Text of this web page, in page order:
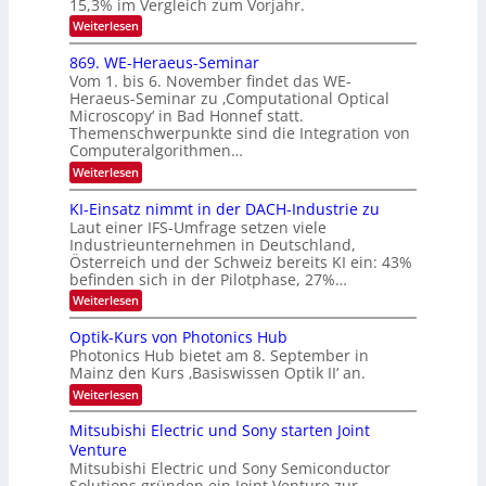
O
N
2
0
2
6
o
n
k
-
u
n
d
B
i
l
d
v
e
r
a
r
b
e
i
n
K
I
m
i
t
d
e
n
k
t
15,3% im Vergleich zum Vorjahr.
Weiterlesen:
E
x
o
s
e
n
s
m
e
l
d
e
t
s
t
a
r
k
e
W
a
c
h
s
u
i
m
869. WE-Heraeus-Seminar
Vom 1. bis 6. November findet das WE-
Heraeus-Seminar zu ‚Computational Optical
Microscopy‘ in Bad Honnef statt.
Themenschwerpunkte sind die Integration von
Computeralgorithmen…
Weiterlesen:
8
9
.
W
E
-
H
e
r
a
e
u
s
-
S
e
n
KI-Einsatz nimmt in der DACH-Industrie zu
Laut einer IFS-Umfrage setzen viele
Industrieunternehmen in Deutschland,
Österreich und der Schweiz bereits KI ein: 43%
befinden sich in der Pilotphase, 27%…
Weiterlesen:
K
-
E
i
n
s
a
t
n
Optik-Kurs von Photonics Hub
Photonics Hub bietet am 8. September in
Mainz den Kurs ‚Basiswissen Optik II‘ an.
Weiterlesen:
O
p
t
k
Mitsubishi Electric und Sony starten Joint
Venture
Mitsubishi Electric und Sony Semiconductor